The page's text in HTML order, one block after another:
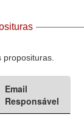
Email
Responsável